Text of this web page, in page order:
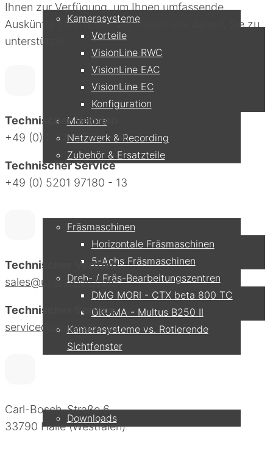
Kamerasysteme
Vorteile
VisionLine RWC
VisionLine EAC
VisionLine EC
Konfiguration
Monitore
Netzwerk & Recording
Zubehör & Ersatzteile
Anwendungen
Fräsmaschinen
Horizontale Fräsmaschinen
5-Achs Fräsmaschinen
Dreh- / Fräs-Bearbeitungszentren
DMG MORI - CTX beta 800 TC
OKUMA - Multus B250 II
Kamerasysteme vs. Rotierende
Sichtfenster
Downloads
Ihnen zur Verfügung, um Ihnen umfassende
Auskünfte zu erteilen. Wir freuen uns darauf, Sie zu
unterstützen.
Technischer Vertrieb
+49 (0) 5201 97180 - 30
Technischer Service
+49 (0) 5201 97180 - 13
Technischer Vertrieb
sales@uyarvision.com
Technischer Service
service@uyarvision.com
Carl-Bosch-Straße 6
33790 Halle (Westfalen)